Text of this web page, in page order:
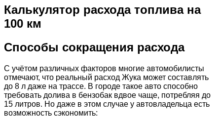
Калькулятор расхода топлива на
100 км
Способы сокращения расхода
С учётом различных факторов многие автомобилисты
отмечают, что реальный расход Жука может составлять
до 8 л даже на трассе. В городе такое авто способно
требовать долива в бензобак вдвое чаще, потребляя до
15 литров. Но даже в этом случае у автовладельца есть
возможность сэкономить: